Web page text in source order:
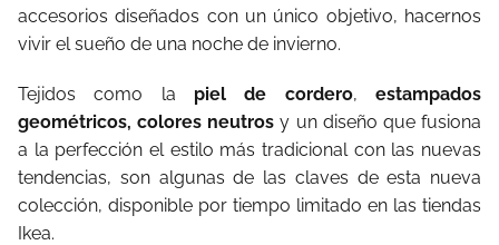
accesorios diseñados con un único objetivo, hacernos
vivir el sueño de una noche de invierno.
Tejidos como la piel de cordero,estam­pados
geométricos, colores neutros y un diseño que fusiona
a la perfección el estilo más tradicional con las nuevas
tendencias, son algunas de las claves de esta nueva
colección, disponible por tiempo limitado en las tiendas
Ikea.